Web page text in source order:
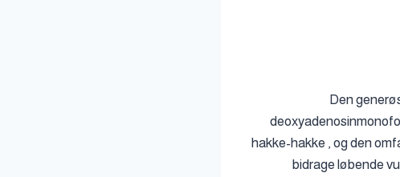
Den
hakke-hakke , og den
bidrage løbende